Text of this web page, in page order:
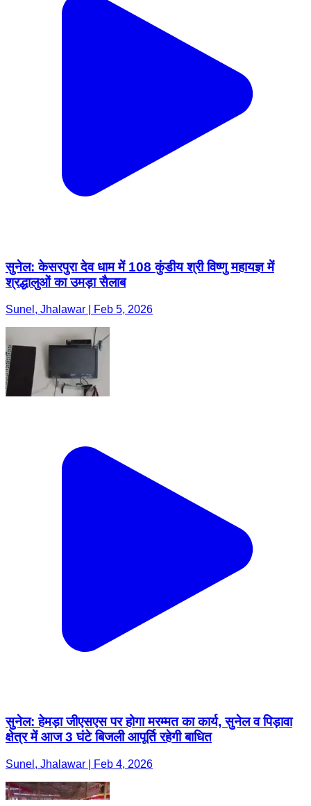
सुनेल: केसरपुरा देव धाम में 108 कुंडीय श्री विष्णु महायज्ञ में
श्रद्धालुओं का उमड़ा सैलाब
Sunel, Jhalawar | Feb 5, 2026
सुनेल: हेमड़ा जीएसएस पर होगा मरम्मत का कार्य, सुनेल व पिड़ावा
क्षेत्र में आज 3 घंटे बिजली आपूर्ति रहेगी बाधित
Sunel, Jhalawar | Feb 4, 2026